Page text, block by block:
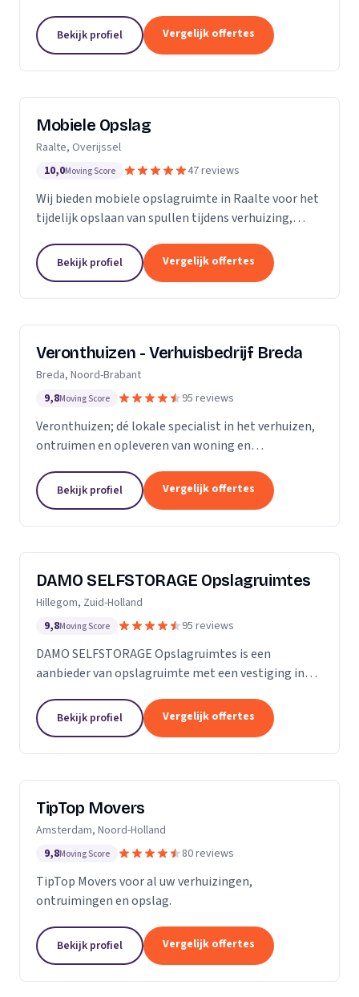
Bekijk profiel Vergelijk offertes
Mobiele Opslag
Raalte, Overijssel
10,0Moving Score 47 reviews
Wij bieden mobiele opslagruimte in Raalte voor het
tijdelijk opslaan van spullen tijdens verhuizing,
Bekijk profiel Vergelijk offertes
Veronthuizen - Verhuisbedrijf Breda
Breda, Noord-Brabant
9,8Moving Score 95 reviews
Veronthuizen; dé lokale specialist in het verhuizen,
ontruimen en opleveren van woning en
partner. Klanttevredenheid en een zorgeloze service
staat...
Bekijk profiel Vergelijk offertes
DAMO SELFSTORAGE Opslagruimtes
Hillegom, Zuid-Holland
9,8Moving Score 95 reviews
DAMO SELFSTORAGE Opslagruimtes is een
aanbieder van opslagruimte met een vestiging in
Bekijk profiel Vergelijk offertes
TipTop Movers
Amsterdam, Noord-Holland
9,8Moving Score 80 reviews
TipTop Movers voor al uw verhuizingen,
ontruimingen en opslag.
Bekijk profiel Vergelijk offertes